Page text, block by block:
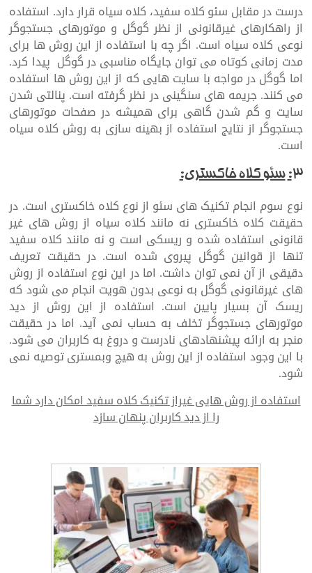
درست در مقابل سئو کلاه سفید، کلاه سیاه قرار دارد. استفاده
از راهکارهای غیرقانونی از نظر گوگل و موتورهای جستجوگر
نوعی کلاه سیاه است. اگر چه با استفاده از این روش ها برای
مدت زمانی کوتاه می توان جایگاه مناسبی در گوگل پیدا کرد.
اما گوگل در مواجه با سایت هایی که از این روش ها استفاده
می کنند. جریمه های سنگینی در نظر گرفته است. پنالتی شدن
سایت و گم شدن گاهی برای همیشه در صفحات موتورهای
جستجوگر از نتایج استفاده از بهینه سازی به روش کلاه سیاه
است.
۳:سئو کلاه خاکستری:
نوع سوم انجام تکنیک های سئو از نوع کلاه خاکستری است. در
حقیقت کلاه خاکستری نه مانند کلاه سیاه از روش های غیر
قانونی استفاده شده و ریسکی است و نه مانند کلاه سفید
تنها از قوانین گوگل پیروی شده است. در حقیقت تعریف
دقیقی از آن نمی توان داشت. اما در این نوع استفاده از روش
های غیرقانونی گوگل به نوعی بدون هویت انجام می شود که
ریسک آن بسیار پایین است. استفاده از این روش از دید
موتورهای جستجوگر تخلف به حساب نمی آید. اما در حقیقت
منجر به ارائه پیشنهادهای نادرست و دروغ به کاربران می شود.
با این وجود استفاده از این روش به هیچ وبمستری توصیه نمی
شود.
استفاده از روش هایی غیراز تکنیک کلاه سفید امکان دارد شما
را از دید کاربران پنهان سازد